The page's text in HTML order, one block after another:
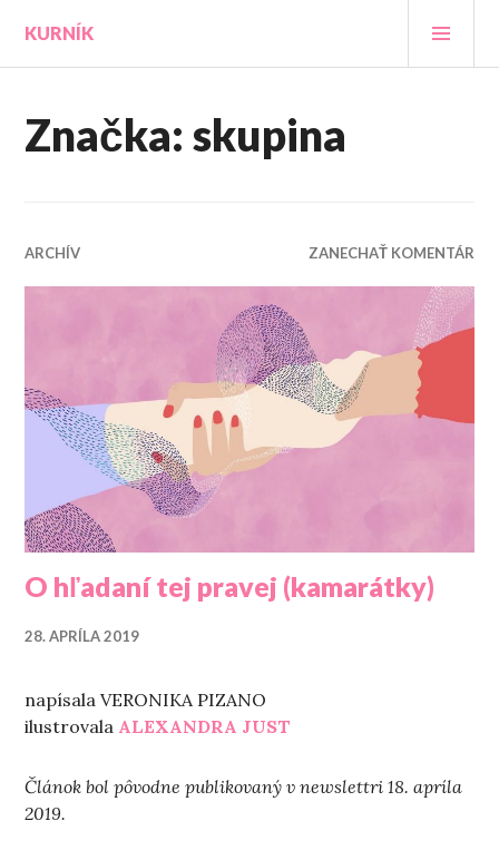
obsah
KURNÍK
Značka:skupina
ARCHÍV ZANECHAŤ KOMENTÁR
O hľadaní tej pravej (kamarátky)
28. APRÍLA 2019
napísala VERONIKA PIZANO
ilustrovala ALEXANDRA JUST
Článok bol pôvodne publikovaný v newslettri 18. apríla
2019.